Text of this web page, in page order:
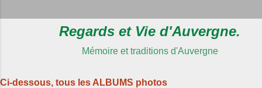
Regards et Vie d'Auvergne.
Mémoire et traditions d'Auvergne
Ci-dessous, tous les ALBUMS photos